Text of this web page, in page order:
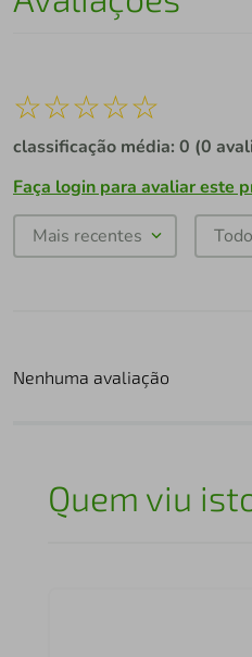
☆☆☆☆☆
classificação média: 0 (0
Faça login para avaliar este
Mais recentes
Nenhuma avaliação
Quem viu